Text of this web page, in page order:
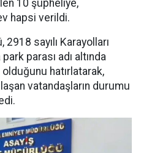
10 şüpheliye,
hapsi verildi.
sayılı Karayolları
parası adı altında
olduğunu hatırlatarak,
vatandaşların durumu